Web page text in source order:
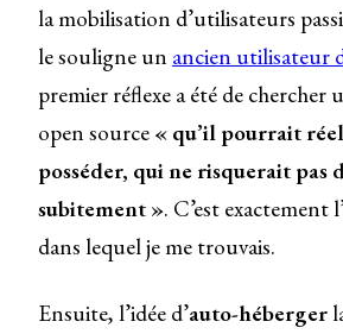
la mobilisation d’utilisateurs
le souligne un ancien utilisateur
premier réflexe a été de chercher
open source « qu’il pourrait
posséder, qui ne risquerait pas
subitement ». C’est exactement
dans lequel je me trouvais.
Ensuite, l’idée d’auto-héberger